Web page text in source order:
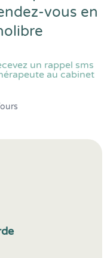
vous en
un rappel sms
au cabinet